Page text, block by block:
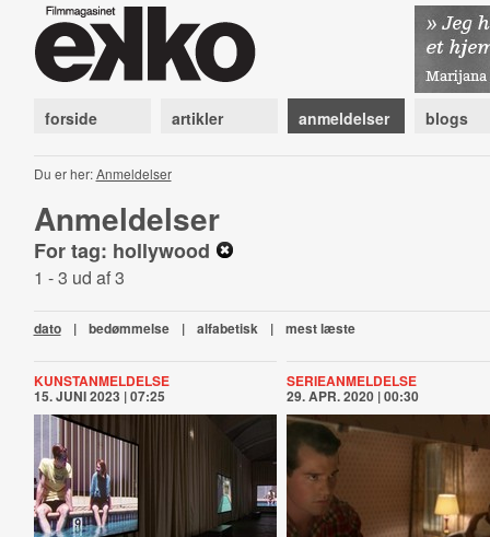
forside artikler anmeldelser blogs
Du er her:Anmeldelser
Anmeldelser
For tag: hollywood
1 - 3 ud af 3
dato | bedømmelse | alfabetisk | mest læste
KUNSTANMELDELSE
15. JUNI 2023 | 07:25
SERIEANMELDELSE
29. APR. 2020 | 00:30